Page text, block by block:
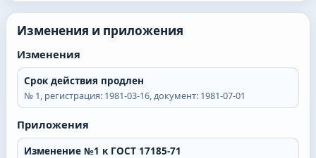
Изменения и приложения
Изменения
Срок действия продлен
№ 1, регистрация: 1981-03-16, документ: 1981-07-01
Приложения
Изменение №1 к ГОСТ 17185-71